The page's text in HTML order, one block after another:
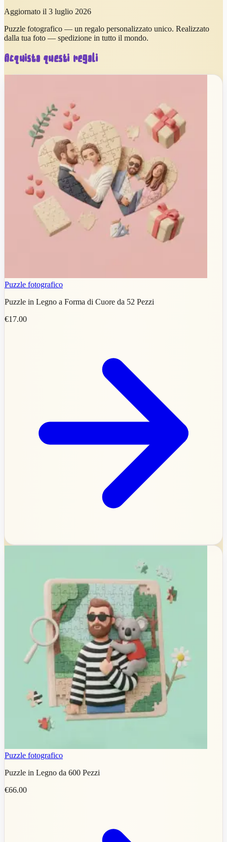
Aggiornato il 3 luglio 2026
Puzzle fotografico — un regalo personalizzato unico. Realizzato
dalla tua foto — spedizione in tutto il mondo.
Acquista questi regali
Puzzle fotografico
Puzzle in Legno a Forma di Cuore da 52 Pezzi
€17.00
Puzzle fotografico
Puzzle in Legno da 600 Pezzi
€66.00